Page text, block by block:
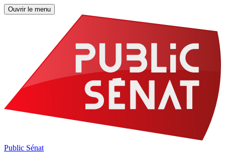
Ouvrir le menu
Public Sénat